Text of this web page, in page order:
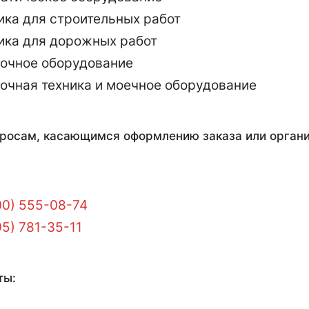
для строительных работ
для дорожных работ
оборудование
техника и моечное оборудование
касающимся оформлению заказа или
555-08-74
781-35-11